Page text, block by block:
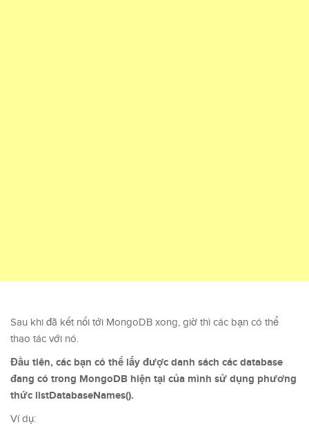
Sau khi đã kết nối tới MongoDB xong, giờ thì các bạn có thể
thao tác với nó.
Đầu tiên, các bạn có thể lấy được danh sách các database
đang có trong MongoDB hiện tại của mình sử dụng phương
thức listDatabaseNames().
Ví dụ: